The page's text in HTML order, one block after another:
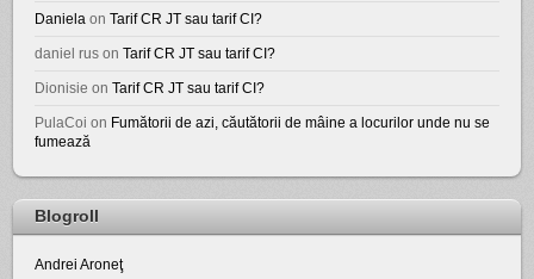
Daniela onTarif CR JT sau tarif CI?
daniel rus onTarif CR JT sau tarif CI?
Dionisie onTarif CR JT sau tarif CI?
PulaCoi on Fumătorii de azi, căutătorii de mâine a locurilor unde nu se
fumează
Blogroll
Andrei Aroneţ